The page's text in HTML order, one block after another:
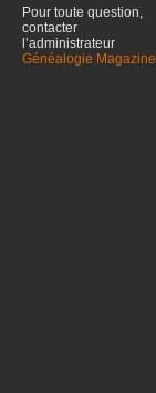
Pour toute question,
contacter
l’administrateur
Généalogie Magazine